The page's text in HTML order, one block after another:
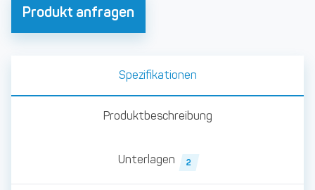
Produkt anfragen
Spezifikationen
Produktbeschreibung
Unterlagen 2